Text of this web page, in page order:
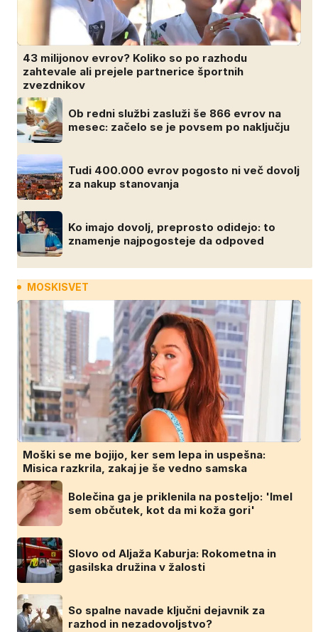
43 milijonov evrov? Koliko so po razhodu
zahtevale ali prejele partnerice športnih
zvezdnikov
Ob redni službi zasluži še 866 evrov na
mesec: začelo se je povsem po naključju
Tudi 400.000 evrov pogosto ni več dovolj
za nakup stanovanja
Ko imajo dovolj, preprosto odidejo: to
znamenje najpogosteje da odpoved
MOSKISVET
Moški se me bojijo, ker sem lepa in uspešna:
Misica razkrila, zakaj je še vedno samska
Bolečina ga je priklenila na posteljo: 'Imel
sem občutek, kot da mi koža gori'
Slovo od Aljaža Kaburja: Rokometna in
gasilska družina v žalosti
So spalne navade ključni dejavnik za
razhod in nezadovoljstvo?